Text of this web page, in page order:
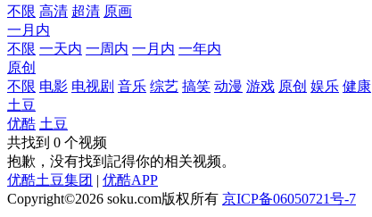
不限 高清 超清 原画
一月内
不限 一天内 一周内 一月内 一年内
原创
不限 电影 电视剧 音乐 综艺 搞笑 动漫 游戏 原创 娱乐 健康
土豆
优酷 土豆
共找到 0 个视频
抱歉，没有找到 記得你的相关视频。
优酷土豆集团 | 优酷APP
Copyright©2026 soku.com版权所有 京ICP备06050721号-7